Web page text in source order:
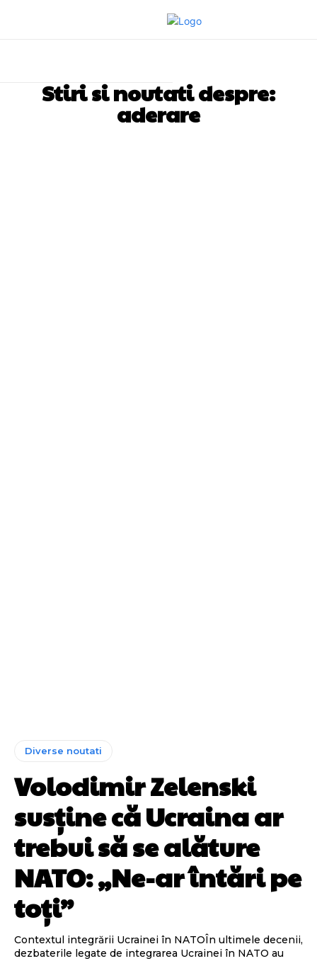
Stiri si noutati despre:
aderare
Diverse noutati
Volodimir Zelenski
susține că Ucraina ar
trebui să se alăture
NATO: „Ne-ar întări pe
toți”
Contextul integrării Ucrainei în NATOÎn ultimele decenii,
dezbaterile legate de integrarea Ucrainei în NATO au